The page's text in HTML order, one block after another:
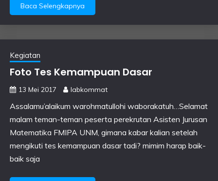
Baca Selengkapnya
Kegiatan
Foto Tes Kemampuan Dasar
13 Mei 2017 labkommat
Assalamu’alaikum warohmatullohi waborakatuh…Selamat
malam teman-teman peserta perekrutan Asisten Jurusan
Matematika FMIPA UNM, gimana kabar kalian setelah
mengikuti tes kemampuan dasar tadi? mimim harap baik-
baik saja